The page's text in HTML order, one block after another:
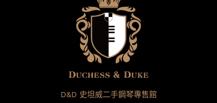
D&D 史坦威二手鋼琴專售館